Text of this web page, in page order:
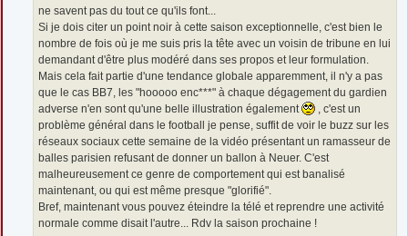
ne savent pas du tout ce qu'ils font...
Si je dois citer un point noir à cette saison exceptionnelle, c'est bien le
nombre de fois où je me suis pris la tête avec un voisin de tribune en lui
demandant d'être plus modéré dans ses propos et leur formulation.
Mais cela fait partie d'une tendance globale apparemment, il n'y a pas
que le cas BB7, les "hooooo enc***" à chaque dégagement du gardien
adverse n'en sont qu'une belle illustration également
, c'est un
problème général dans le football je pense, suffit de voir le buzz sur les
réseaux sociaux cette semaine de la vidéo présentant un ramasseur de
balles parisien refusant de donner un ballon à Neuer. C'est
malheureusement ce genre de comportement qui est banalisé
maintenant, ou qui est même presque "glorifié".
Bref, maintenant vous pouvez éteindre la télé et reprendre une activité
normale comme disait l'autre... Rdv la saison prochaine !